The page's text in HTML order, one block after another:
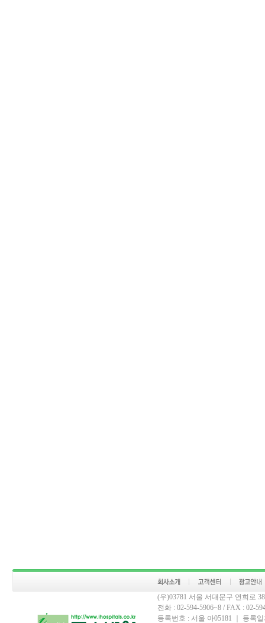
(우)03781 서울 서대문구 연희로
전화 : 02-594-5906~8 / FAX : 02-
등록번호 : 서울 아05181 ｜ 등록